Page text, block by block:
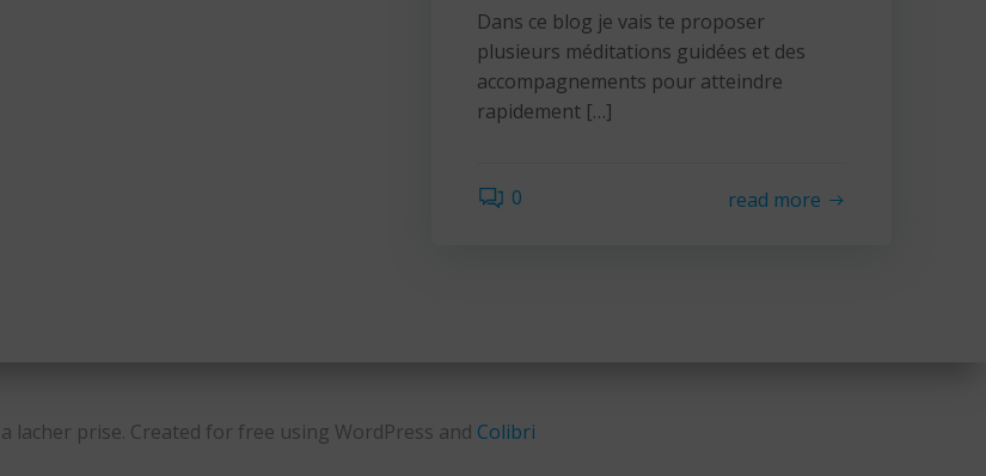
Dans ce blog je vais te proposer
plusieurs méditations guidées et des
accompagnements pour atteindre
rapidement […]
0 read more
lacher prise. Created for free using WordPress and Colibri